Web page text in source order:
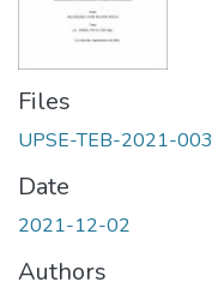
Files
UPSE-TEB-2021-
Date
2021-12-02
Authors